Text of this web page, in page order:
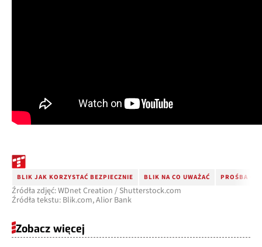
BLIK JAK KORZYSTAĆ BEZPIECZNIE BLIK NA CO UWAŻAĆ PROŚBA O
Źródła zdjęć: WDnet Creation / Shutterstock.com
Źródła tekstu: Blik.com, Alior Bank
Zobacz więcej